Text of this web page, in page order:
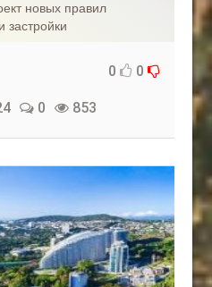
новых правил
застройки
0 0
0 853